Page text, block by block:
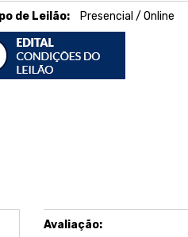
de Leilão: Presencial / Online
Avaliação: